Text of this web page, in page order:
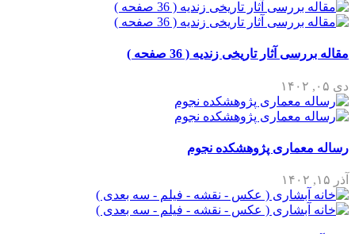
مقاله بررسی آثار تاریخی زندیه ( 36 صفحه )
دی ۰۵, ۱۴۰۲
رساله معماری پژوهشکده نجوم
آذر ۱۵, ۱۴۰۲